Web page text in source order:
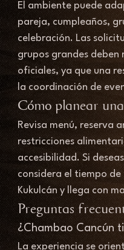
El ambiente puede
pareja, cumpleaños,
celebración. Las
grupos grandes deben
oficiales, ya que una
la coordinación de
Cómo planear
Revisa menú, reserva
restricciones
accesibilidad. Si
considera el tiempo
Kukulcán y llega con
Preguntas
¿Chambao Cancún
La experiencia se